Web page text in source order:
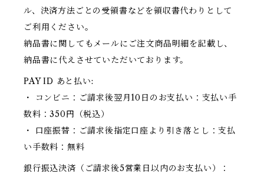
ル、決済方法ごとの受領書などを領収書代わりとして
ご利用ください。
納品書に関してもメールにご注文商品明細を記載し、
納品書に代えさせていただいております。
PAY ID あと払い:
・ コンビニ：ご請求後翌月10日のお支払い：支払い手
数料：350円（税込）
・ 口座振替：ご請求後指定口座より引き落とし：支払
い手数料：無料
銀行振込決済（ご請求後5営業日以内のお支払い）：